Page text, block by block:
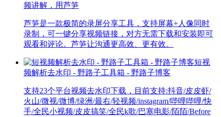
频讲解，用芦笋
芦笋是一款极简的录屏分享工具，支持屏幕+人像同时
录制，可一键分享视频链接，对方无需下载和安装即可
观看和评论。芦笋让沟通更高效、更有效。
短视
频解析去水印 - 野路子工具箱 - 野路子博客
支持23个平台视频去水印下载，目前支持:抖音/皮皮虾/
火山/微视/微博/绿洲/最右/轻视频/instagram/哔哩哔哩/快
手/全民小视频/皮皮搞笑/全民k歌/巴塞电影/陌陌/Before